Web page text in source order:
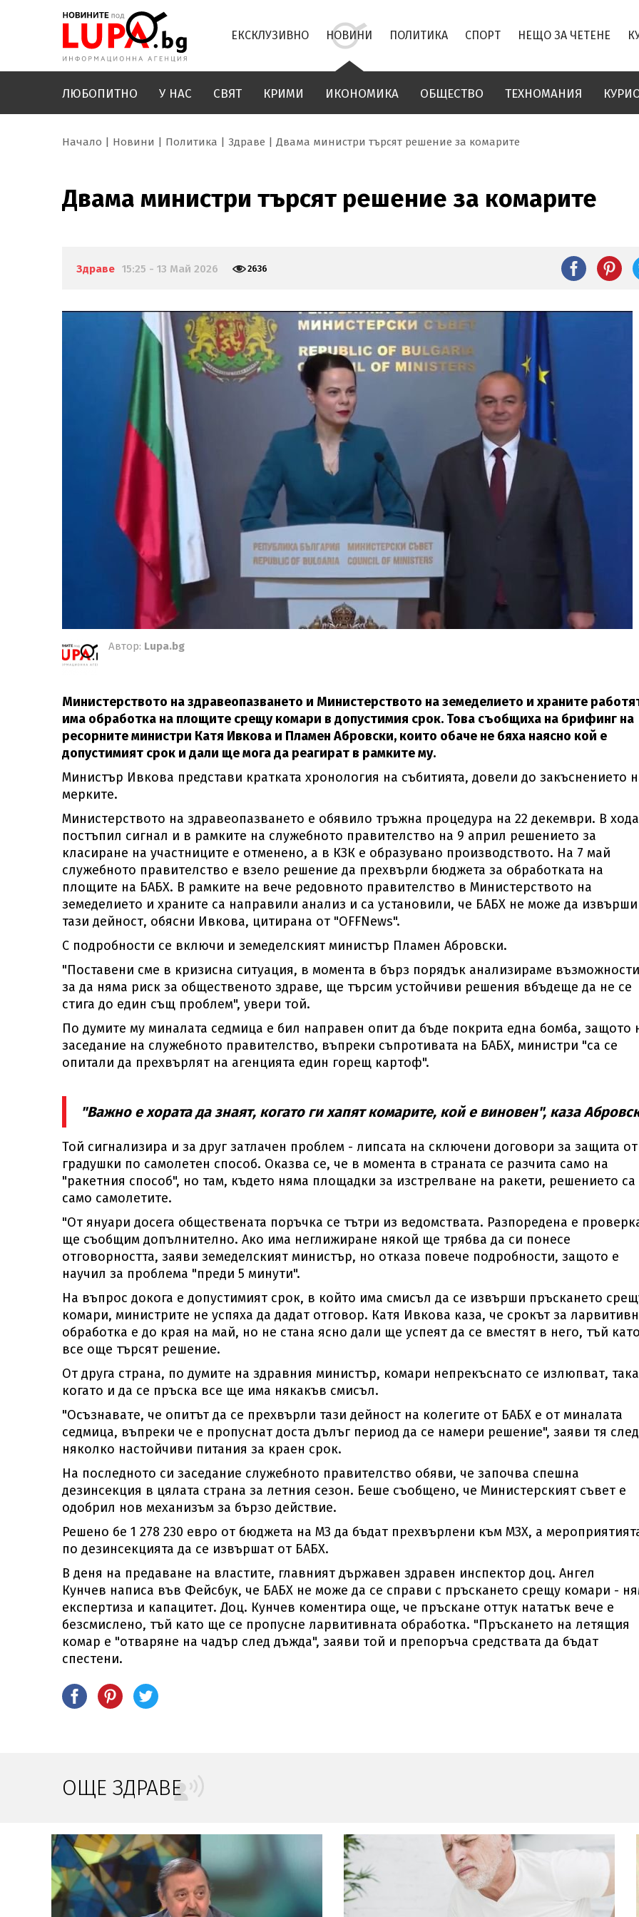
ЕКСКЛУЗИВНО НОВИНИ ПОЛИТИКА СПОРТ НЕЩО ЗА ЧЕТЕНЕ
ЛЮБОПИТНО У НАС СВЯТ КРИМИ ИКОНОМИКА ОБЩЕСТВО ТЕХНОМАНИЯ
Начало Новини Политика Здраве Двама министри търсят решение за комарите
Двама министри търсят решение за комарите
Здраве 15:25 - 13 Май 2026 2636
Автор: Lupa.bg
Министерството на здравеопазването и Министерството на земеделието и храните
има обработка на площите срещу комари в допустимия срок. Това съобщиха на брифинг на
ресорните министри Катя Ивкова и Пламен Абровски, които обаче не бяха наясно кой е
допустимият срок и дали ще мога да реагират в рамките му.
Министър Ивкова представи кратката хронология на събитията, довели до закъснението
мерките.
Министерството на здравеопазването е обявило тръжна процедура на 22 декември. В
постъпил сигнал и в рамките на служебното правителство на 9 април решението за
класиране на участниците е отменено, а в КЗК е образувано производството. На 7 май
служебното правителство е взело решение да прехвърли бюджета за обработката на
площите на БАБХ. В рамките на вече редовното правителство в Министерството на
земеделието и храните са направили анализ и са установили, че БАБХ не може да извърши
тази дейност, обясни Ивкова, цитирана от "OFFNews".
С подробности се включи и земеделският министър Пламен Абровски.
"Поставени сме в кризисна ситуация, в момента в бърз порядък анализираме
за да няма риск за общественото здраве, ще търсим устойчиви решения вбъдеще да не се
стига до един същ проблем", увери той.
По думите му миналата седмица е бил направен опит да бъде покрита една бомба, защото
заседание на служебното правителство, въпреки съпротивата на БАБХ, министри "са се
опитали да прехвърлят на агенцията един горещ картоф".
"Важно е хората да знаят, когато ги хапят комарите, кой е виновен", каза
Той сигнализира и за друг затлачен проблем - липсата на сключени договори за защита от
градушки по самолетен способ. Оказва се, че в момента в страната се разчита само на
"ракетния способ", но там, където няма площадки за изстрелване на ракети, решението са
само самолетите.
"От януари досега обществената поръчка се тътри из ведомствата. Разпоредена е
ще съобщим допълнително. Ако има неглижиране някой ще трябва да си понесе
отговорността, заяви земеделският министър, но отказа повече подробности, защото е
научил за проблема "преди 5 минути".
На въпрос докога е допустимият срок, в който има смисъл да се извърши пръскането
комари, министрите не успяха да дадат отговор. Катя Ивкова каза, че срокът за
обработка е до края на май, но не стана ясно дали ще успеят да се вместят в него, тъй като
все още търсят решение.
От друга страна, по думите на здравния министър, комари непрекъснато се излюпват,
когато и да се пръска все ще има някакъв смисъл.
"Осъзнавате, че опитът да се прехвърли тази дейност на колегите от БАБХ е от миналата
седмица, въпреки че е пропуснат доста дълъг период да се намери решение", заяви тя след
няколко настойчиви питания за краен срок.
На последното си заседание служебното правителство обяви, че започва спешна
дезинсекция в цялата страна за летния сезон. Беше съобщено, че Министерският съвет е
одобрил нов механизъм за бързо действие.
Решено бе 1 278 230 евро от бюджета на МЗ да бъдат прехвърлени към МЗХ, а
по дезинсекцията да се извършат от БАБХ.
В деня на предаване на властите, главният държавен здравен инспектор доц. Ангел
Кунчев написа във Фейсбук, че БАБХ не може да се справи с пръскането срещу комари -
експертиза и капацитет. Доц. Кунчев коментира още, че пръскане оттук нататък вече е
безсмислено, тъй като ще се пропусне ларвитивната обработка. "Пръскането на летящия
комар е "отваряне на чадър след дъжда", заяви той и препоръча средствата да бъдат
спестени.
ОЩЕ ЗДРАВЕ